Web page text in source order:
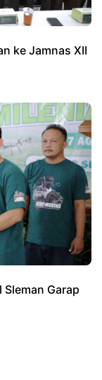
ke Jamnas XII
Garap